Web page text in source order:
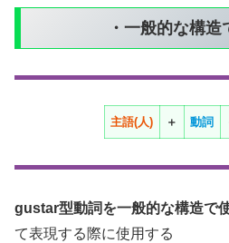
・一般的な構
主語(人) ＋ 動詞
gustar型動詞を一般的な構造で
て表現する際に使用する